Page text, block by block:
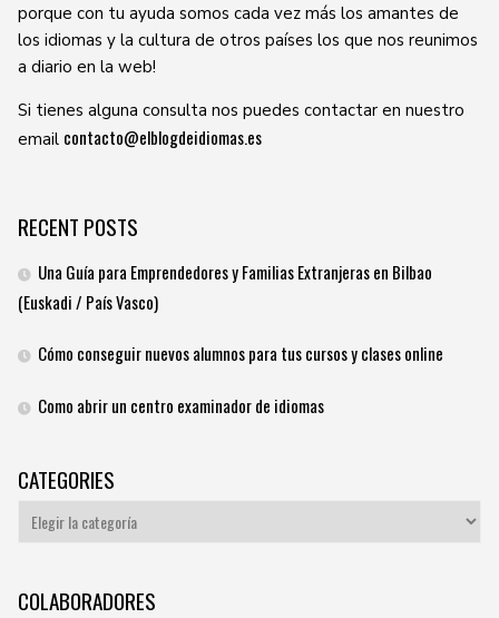
porque con tu ayuda somos cada vez más los amantes de
los idiomas y la cultura de otros países los que nos reunimos
a diario en la web!
Si tienes alguna consulta nos puedes contactar en nuestro
email contacto@elblogdeidiomas.es
RECENT POSTS
Una Guía para Emprendedores y Familias Extranjeras en Bilbao
(Euskadi / País Vasco)
Cómo conseguir nuevos alumnos para tus cursos y clases online
Como abrir un centro examinador de idiomas
CATEGORIES
Categories
COLABORADORES